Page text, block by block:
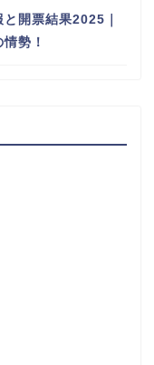
開票結果2025｜
勢！